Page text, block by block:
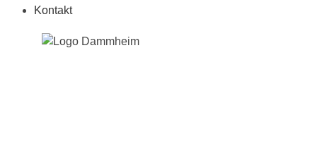
Kontakt